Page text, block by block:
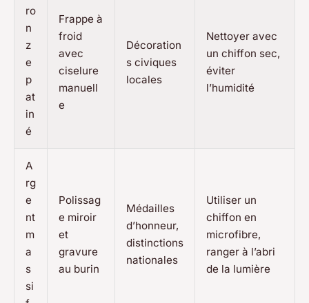
ro
n
z
e
p
at
in
é
Frappe à
froid
avec
ciselure
manuell
e
Décoration
s civiques
locales
Nettoyer avec
un chiffon sec,
éviter
l’humidité
A
rg
e
nt
m
a
s
si
Polissag
e miroir
et
gravure
au burin
Médailles
d’honneur,
distinctions
nationales
Utiliser un
chiffon en
microfibre,
ranger à l’abri
de la lumière